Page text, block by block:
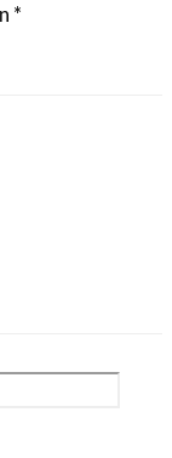
*